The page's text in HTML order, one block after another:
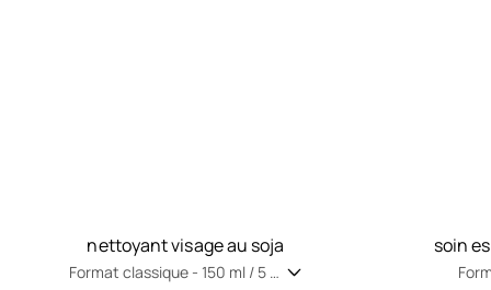
nettoyant visage au soja
Format classique -150 ml / 5 fl
soin